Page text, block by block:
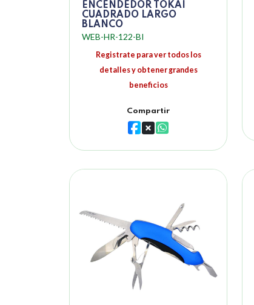
ENCENDEDOR TOKAI
CUADRADO LARGO
BLANCO
WEB-HR-122-BI
Registrate para ver todos los
detalles y obtener grandes
beneficios
Compartir